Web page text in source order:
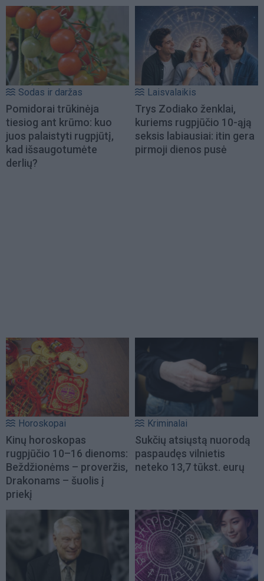
Sodas ir daržas
Pomidorai trūkinėja
tiesiog ant krūmo: kuo
juos palaistyti rugpjūtį,
kad išsaugotumėte
derlių?
Laisvalaikis
Trys Zodiako ženklai,
kuriems rugpjūčio 10-ąją
seksis labiausiai: itin gera
pirmoji dienos pusė
Horoskopai
Kinų horoskopas
rugpjūčio 10–16 dienoms:
Beždžionėms – proveržis,
Drakonams – šuolis į
priekį
Kriminalai
Sukčių atsiųstą nuorodą
paspaudęs vilnietis
neteko 13,7 tūkst. eurų